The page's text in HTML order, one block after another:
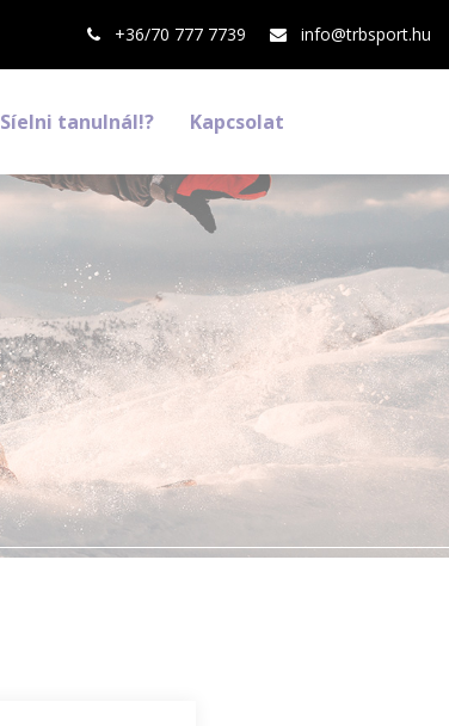
+36/70 777 7739 info@trbsport.hu
Síelni tanulnál!? Kapcsolat